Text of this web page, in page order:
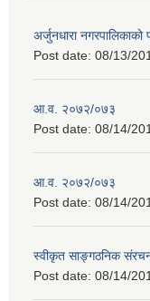
अर्जुनधारा नगरपालिकाको
Post date: 08/13/
आ.व. २०७२/०७३
Post date: 08/14/
आ.व. २०७२/०७३
Post date: 08/14/
स्वीकृत साङ्गठनिक
Post date: 08/14/